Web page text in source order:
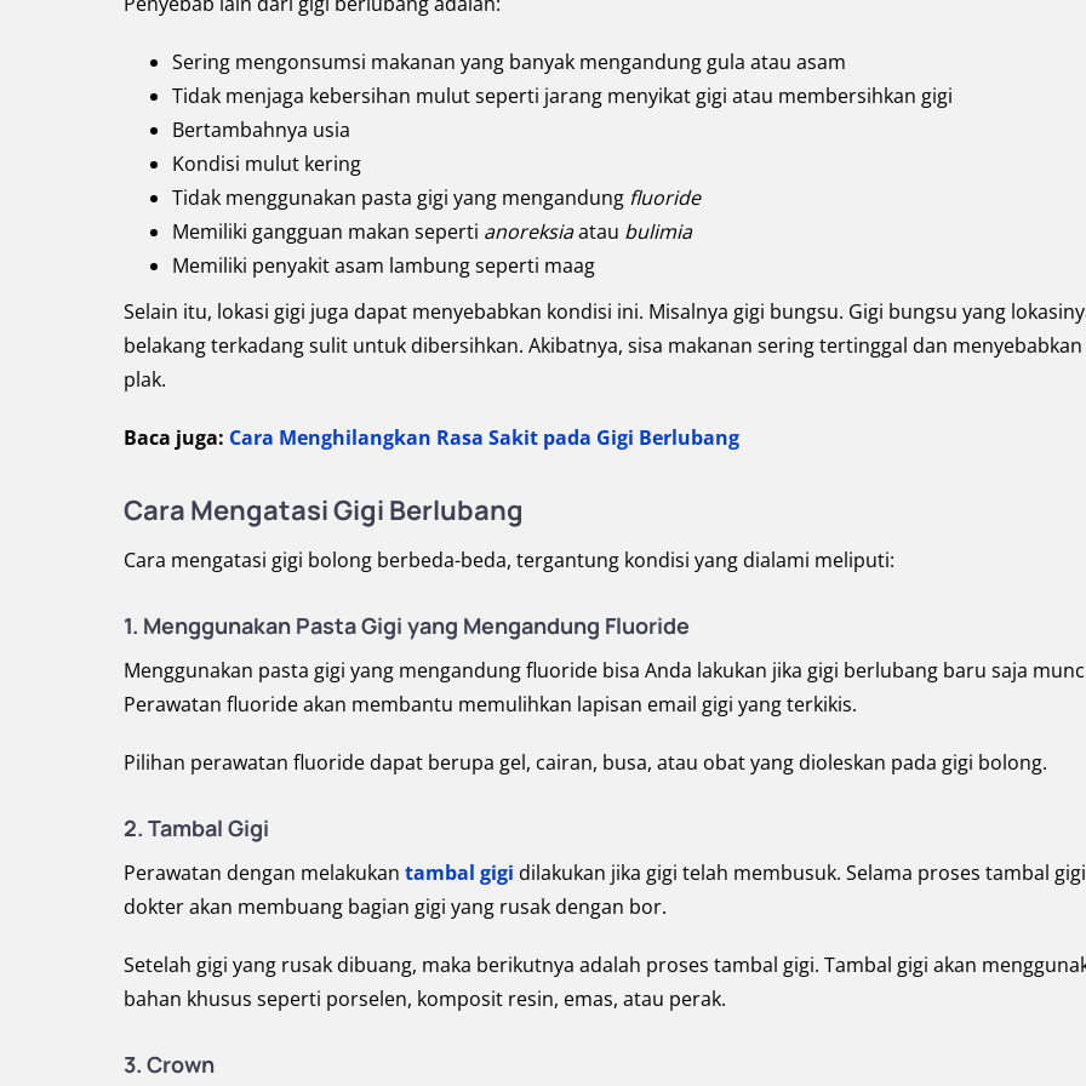
Sering mengonsumsi makanan yang banyak mengandung gula atau asam
Tidak menjaga kebersihan mulut seperti jarang menyikat gigi atau membersihkan gigi
Bertambahnya usia
Kondisi mulut kering
Tidak menggunakan pasta gigi yang mengandung fluoride
Memiliki gangguan makan seperti anoreksiaatau bulimia
Memiliki penyakit asam lambung seperti maag
Selain itu, lokasi gigi juga dapat menyebabkan kondisi ini. Misalnya gigi bungsu. Gigi bungsu yang
belakang terkadang sulit untuk dibersihkan. Akibatnya, sisa makanan sering tertinggal dan menyebabkan
plak.
Baca juga: Cara Menghilangkan Rasa Sakit pada Gigi Berlubang
Cara Mengatasi Gigi Berlubang
Cara mengatasi gigi bolong berbeda-beda, tergantung kondisi yang dialami meliputi:
1. Menggunakan Pasta Gigi yang Mengandung Fluoride
Menggunakan pasta gigi yang mengandung fluoride bisa Anda lakukan jika gigi berlubang baru saja
Perawatan fluoride akan membantu memulihkan lapisan email gigi yang terkikis.
Pilihan perawatan fluoride dapat berupa gel, cairan, busa, atau obat yang dioleskan pada gigi bolong.
2. Tambal Gigi
Perawatan dengan melakukan tambal gigi dilakukan jika gigi telah membusuk. Selama proses tambal
dokter akan membuang bagian gigi yang rusak dengan bor.
Setelah gigi yang rusak dibuang, maka berikutnya adalah proses tambal gigi. Tambal gigi akan
bahan khusus seperti porselen, komposit resin, emas, atau perak.
3. Crown